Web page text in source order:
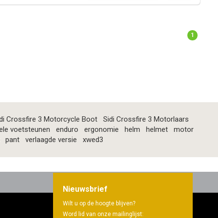
1
Crossfire 3 Motorcycle Boot
Sidi Crossfire 3 Motorlaars
voetsteunen enduro ergonomie helm helmet
motor
pant verlaagde versie xwed3
Nieuwsbrief
Wilt u op de hoogte blijven?
Word lid van onze mailinglijst: